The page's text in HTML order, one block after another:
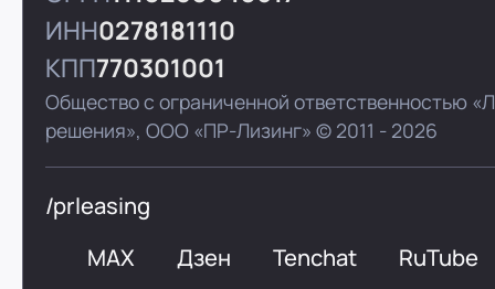
ИНН0278181110
КПП770301001
Общество с ограниченной ответственностью
решения»,ООО «ПР-Лизинг» © 2011 - 2026
/prleasing
MAX
Дзен Tenchat RuTube